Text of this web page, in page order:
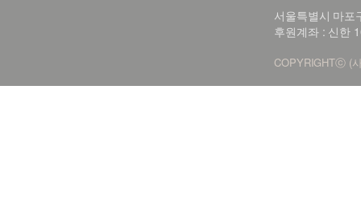
서울특별시 마
후원계좌 : 신한
COPYRIGHTⓒ (